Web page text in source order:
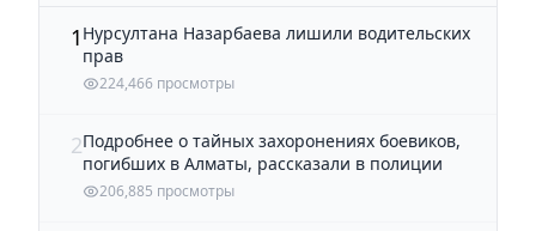
1 Нурсултана Назарбаева лишили водительских
прав
224,466 просмотры
2Подробнее о тайных захоронениях боевиков,
погибших в Алматы, рассказали в полиции
206,885 просмотры